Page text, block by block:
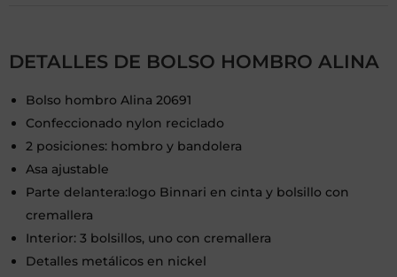
DETALLES DE BOLSO HOMBRO ALINA
Bolso hombro Alina 20691
Confeccionado nylon reciclado
2 posiciones: hombro y bandolera
Asa ajustable
Parte delantera:logo Binnari en cinta y bolsillo con
cremallera
Interior: 3 bolsillos, uno con cremallera
Detalles metálicos en nickel